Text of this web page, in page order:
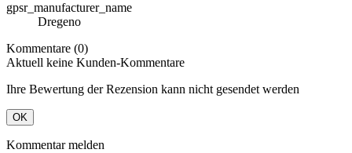
gpsr_manufacturer_name
Dregeno
Kommentare (0)
Aktuell keine Kunden-Kommentare
Ihre Bewertung der Rezension kann nicht gesendet werden
OK
Kommentar melden